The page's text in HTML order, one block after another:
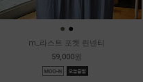
● ●
m_라스트 포켓 린넨티
59,000원